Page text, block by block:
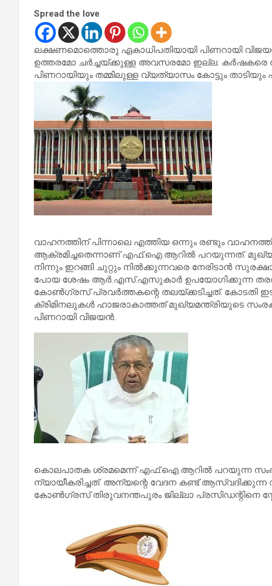
Spread the love
ലക്ഷണമൊത്തൊരു ഏകാധിപതിയായി പിണറായി
ഉത്തരമോ ചര്‍ച്ചയ്ക്കുള്ള അവസരമോ ഇല്ല. കര്‍ഷകരെ
പിണറായിയും തമ്മിലുള്ള വ്യത്യാസം കോട്ടും താടിയും
വാഹനത്തിന് പിന്നാലെ എത്തിയ ഒന്നും രണ്ടും
ആക്രമിച്ചതെന്നാണ് എഫ്.ഐ.ആറില്‍ പറയുന്നത്.
നിന്നും ഇറങ്ങി ചുറ്റും നില്‍ക്കുന്നവരെ നേരിടാന്‍
പോയ ശേഷം ആര്‍.എസ്.എസുകാര്‍ ഉപയോഗിക്കുന്ന
കോണ്‍ഗ്രസ് പ്രവര്‍ത്തകന്റെ തലയ്ക്കടിച്ചത്. കോടതി
ക്രിമിനലുകള്‍ ഹാജരാകാത്തത് മുഖ്യമന്ത്രിയുടെ
പിണറായി വിജയന്‍.
കൊലപാതക ശ്രമമെന്ന് എഫ്.ഐ.ആറില്‍ പറയുന്ന
ന്യായീകരിച്ചത്. അന്യന്റെ വേദന കണ്ട്
കോണ്‍ഗ്രസ് തിരുവനന്തപുരം ജില്ലാ പ്രസിഡന്റിനെ